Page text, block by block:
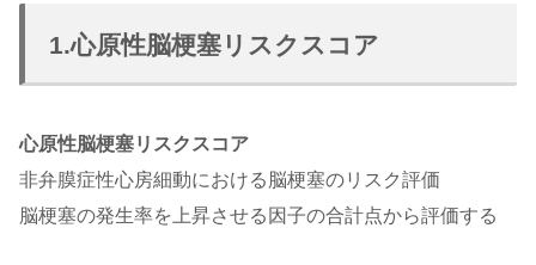
1.心原性脳梗塞リスクスコア
心原性脳梗塞リスクスコア
非弁膜症性心房細動における脳梗塞のリスク評価
脳梗塞の発生率を上昇させる因子の合計点から評価する